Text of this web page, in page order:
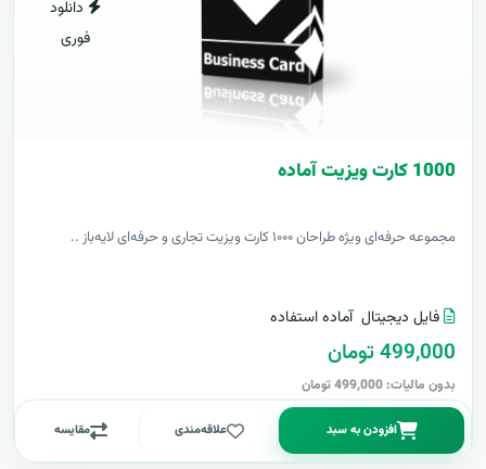
دانلود
فوری
1000 کارت ويزيت آماده
مجموعه حرفه‌ای ویژه طراحان ۱۰۰۰ کارت ویزیت تجاری و حرفه‌ای لایه‌باز ..
فایل دیجیتال آماده استفاده
499,000 تومان
بدون مالیات: 499,000 تومان
افزودن به سبد علاقه‌مندی مقایسه